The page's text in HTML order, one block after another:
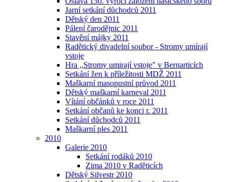
Jarní setkání důchodců 2011
Dětský den 2011
Pálení čarodějnic 2011
Stavění májky 2011
Radětický divadelní soubor - Stromy umírají
vstoje
Hra ,,Stromy umirají vstoje" v Bernarticích
Setkání žen k příležitosti MDŽ 2011
Maškarní masopustní průvod 2011
Dětský maškarní karneval 2011
Vítání občánků v roce 2011
Setkání občanů ke konci r. 2011
Setkání důchodců 2011
Maškarní ples 2011
2010
Galerie 2010
Setkání rodáků 2010
Zima 2010 v Raděticích
Dětský Silvestr 2010